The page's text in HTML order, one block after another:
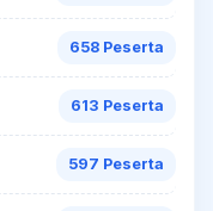
658 Peserta
613 Peserta
597 Peserta